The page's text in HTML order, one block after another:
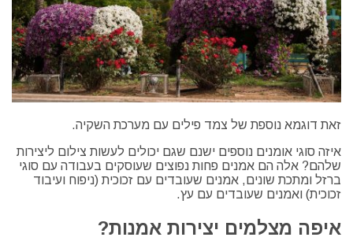
זאת דוגמא נוספת של צמד פילים עם מערכת השקיה.
איזה סוגי אומנים נוספים ישנם שגם יכולים לעשות צילום ליצירות
שלהם? אלה הם אמנים פחות נפוצים שעוסקים בעבודה עם סוגי
ברזל ומתכת שונים, אמנים שעובדים עם זכוכית (ניפוח ועיבוד
זכוכית) ואמנים שעובדים עם עץ.
איפה מצלמים יצירות אמנות?